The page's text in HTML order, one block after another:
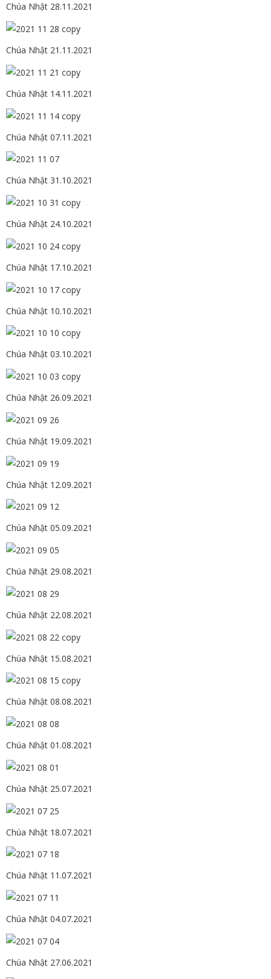
Chúa Nhật 28.11.2021
Chúa Nhật 21.11.2021
Chúa Nhật 14.11.2021
Chúa Nhật 07.11.2021
Chúa Nhật 31.10.2021
Chúa Nhật 24.10.2021
Chúa Nhật 17.10.2021
Chúa Nhật 10.10.2021
Chúa Nhật 03.10.2021
Chúa Nhật 26.09.2021
Chúa Nhật 19.09.2021
Chúa Nhật 12.09.2021
Chúa Nhật 05.09.2021
Chúa Nhật 29.08.2021
Chúa Nhật 22.08.2021
Chúa Nhật 15.08.2021
Chúa Nhật 08.08.2021
Chúa Nhật 01.08.2021
Chúa Nhật 25.07.2021
Chúa Nhật 18.07.2021
Chúa Nhật 11.07.2021
Chúa Nhật 04.07.2021
Chúa Nhật 27.06.2021